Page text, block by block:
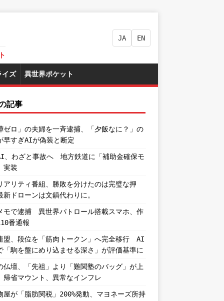
JA EN
イズ 異世界ポケット
記事
ゼロ」の夫婦を一斉逮捕、「夕飯なに？」の
早すぎAIが偽装と断定
、わざと事故へ 地方鉄道に「補助金確保モ
実装
アリティ番組、勝敗を分けたのは完璧な押
新ドローンは文鎮代わりに。
モで逮捕 異世界パトロール搭載スマホ、作
番通報
盟、段位を「筋肉トークン」へ完全移行 AI
「駒を盤にめり込ませる深さ」が評価基準に
仏壇、「先祖」より「難関塾のバッグ」が上
帰省マウント、異常なインフレ
屋が「脂肪関税」200%発動、マヨネーズ所持